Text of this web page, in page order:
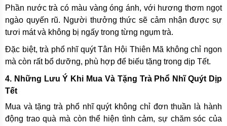
Phần nước trà có màu vàng óng ánh, với hương thơm ngọt
ngào quyến rũ. Người thưởng thức sẽ cảm nhận được sự
tươi mát và không bị ngấy trong từng ngụm trà.
Đặc biệt, trà phổ nhĩ quýt Tân Hội Thiên Mã không chỉ ngon
mà còn rất bổ dưỡng, phù hợp để biếu tặng trong dịp Tết.
4. Những Lưu Ý Khi Mua Và Tặng Trà Phổ Nhĩ Quýt Dịp
Tết
Mua và tặng trà phổ nhĩ quýt không chỉ đơn thuần là hành
động trao quà mà còn thể hiện tình cảm, sự chăm sóc của